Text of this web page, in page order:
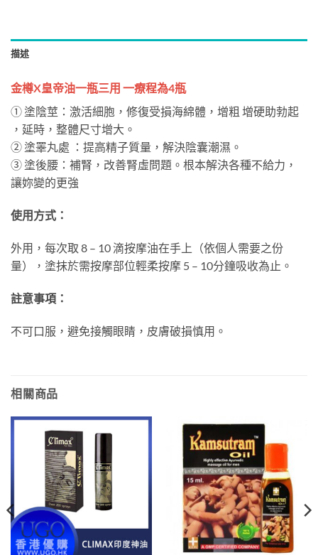
描述
金樽X皇帝油一瓶三用 一療程為4瓶
① 塗陰莖：激活細胞，修復受損海綿體，增粗 增硬助勃起
，延時，整體尺寸增大。
② 塗睪丸處 ：提高精子質量，解決陰囊潮濕。
③ 塗後腰：補腎，改善腎虛問題。根本解決各種不給力，
讓妳變的更強
使用方式：
外用，每次取 8 – 10 滴按摩油在手上（依個人需要之份
量），塗抹於需按摩部位輕柔按摩 5 – 10分鐘吸收為止。
註意事項：
不可口服，避免接觸眼睛，皮膚破損慎用。
相關商品